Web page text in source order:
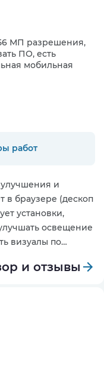
МП разрешения,
ПО, есть
мобильная
работ
улучшения и
в браузере (дескоп
установки,
освещение
визуалы по
и отзывы